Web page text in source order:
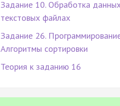
Задание 10. Обработка
текстовых файлах
Задание 26.
Алгоритмы сортировки
Теория к заданию 16